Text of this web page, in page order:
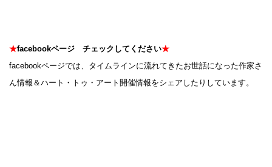
★facebookページ チェックしてください★
facebookページでは、タイムラインに流れてきたお世話になった作家さ
ん情報＆ハート・トゥ・アート開催情報をシェアしたりしています。